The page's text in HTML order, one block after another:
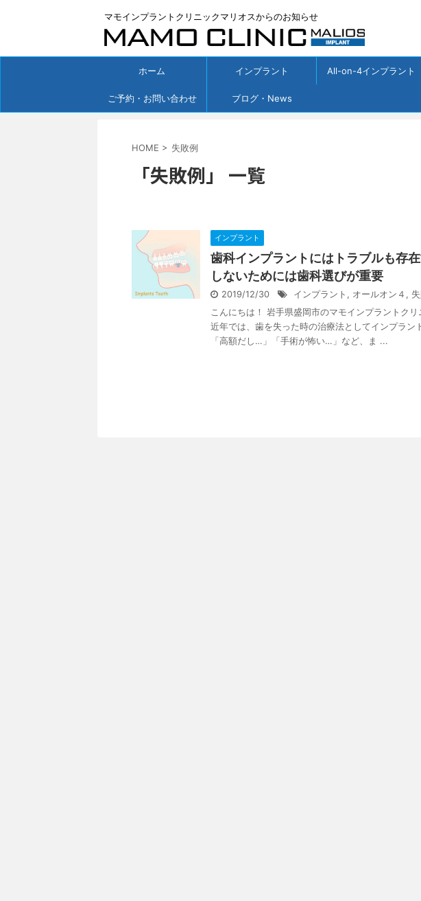
マモインプラントクリニックマリオスからのお知らせ
ホーム インプラント All-on-4インプラント
ご予約・お問い合わせ ブログ・News
HOME > 失敗例
「失敗例」 一覧
インプラント
歯科インプラントにはトラブルも存
しないためには歯科選びが重要
2019/12/30 インプラント , オールオン４ ,
こんにちは！ 岩手県盛岡市のマモインプラントクリ
近年では、歯を失った時の治療法としてインプラン
「高額だし…」「手術が怖い…」など、ま ...